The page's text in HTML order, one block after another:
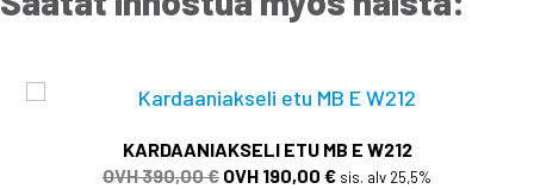
KARDAANIAKSELI ETU MB E W212
390,00€ Alkuperäinen
190,00 €Nykyinen
sis. alv 25,5%